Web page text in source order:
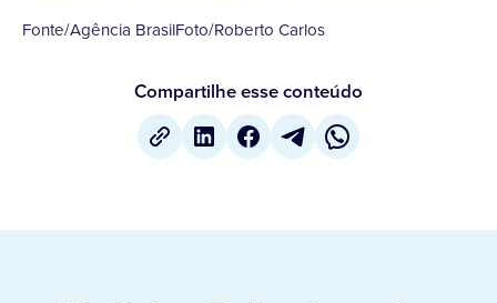
Fonte/Agência BrasilFoto/Roberto Carlos
Compartilhe esse conteúdo